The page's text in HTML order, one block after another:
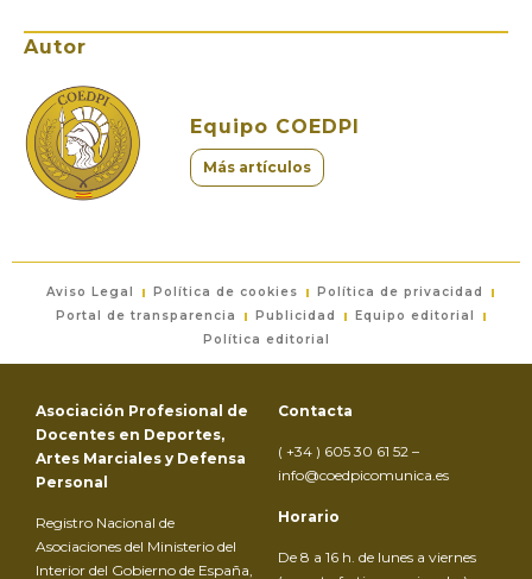
Autor
Equipo COEDPI
Más artículos
Aviso Legal Política de cookies
Política de privacidad
Portal de transparencia
Publicidad
Equipo editorial
Política editorial
Asociación Profesional de
Docentes en Deportes,
Artes Marciales y Defensa
Personal
Registro Nacional de
Asociaciones del Ministerio del
Interior del Gobierno de España,
Contacta
( +34 ) 605 30 61 52 –
info@coedpicomunica.es
Horario
De 8 a 16 h. de lunes a viernes